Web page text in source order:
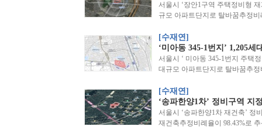
서울시 ‘장안1구역 주택정비형
규모 아파트단지로 탈바꿈추정
[수재연]
‘미아동 345-1번지’ 1,205
서울시 ‘ 미아동 345-1번지 주택
대규모 아파트단지로 탈바꿈추
[수재연]
‘송파한양1차’ 정비구역 지
서울시 ‘송파한양1차 재건축’ 정
재건축추정비례율이 98.43%로